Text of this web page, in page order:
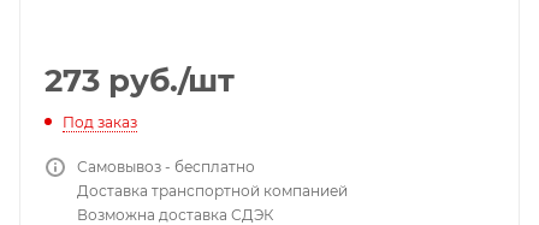
273 руб./шт
Под заказ
Самовывоз - бесплатно
Доставка транспортной компанией
Возможна доставка СДЭК